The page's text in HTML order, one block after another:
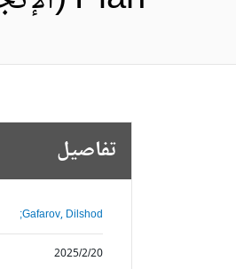
تفاصيل
Gafarov, Dilshod;
2025/2/20